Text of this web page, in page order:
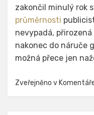
zakončil minulý rok
průměrnosti
nevypadá,
nakonec do náruče
možná přece jen
Zveřejněno v